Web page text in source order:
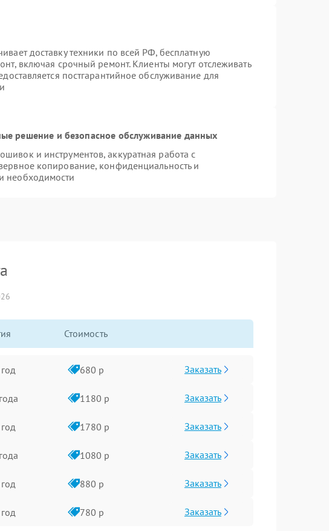
доставку техники по всей РФ, бесплатную
включая срочный ремонт. Клиенты могут отслеживать
постгарантийное обслуживание для
решение и безопасное обслуживание данных
и инструментов, аккуратная работа с
копирование, конфиденциальность и
необходимости
Стоимость
680 р Заказать
1180 р Заказать
1780 р Заказать
1080 р Заказать
880 р Заказать
780 р Заказать